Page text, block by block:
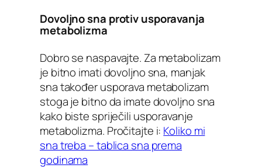
Dovoljno sna protiv usporavanja
metabolizma
Dobro se naspavajte. Za metabolizam
je bitno imati dovoljno sna, manjak
sna također usporava metabolizam
stoga je bitno da imate dovoljno sna
kako biste spriječili usporavanje
metabolizma. Pročitajte i: Koliko mi
sna treba – tablica sna prema
godinama